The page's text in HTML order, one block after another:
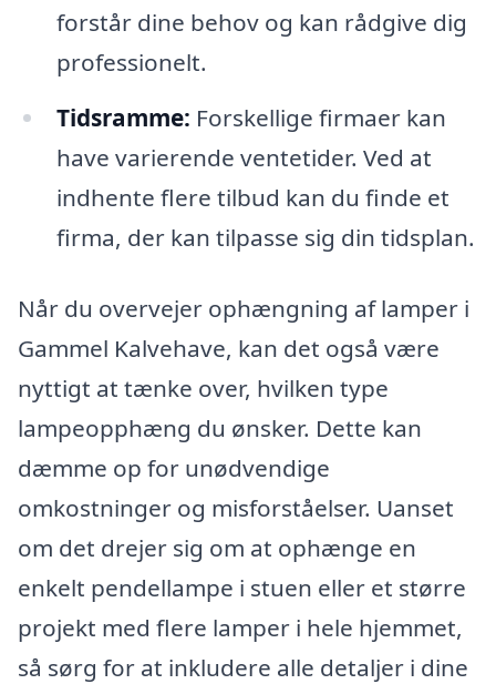
forstår dine behov og kan rådgive dig
professionelt.
Tidsramme: Forskellige firmaer kan
have varierende ventetider. Ved at
indhente flere tilbud kan du finde et
firma, der kan tilpasse sig din tidsplan.
Når du overvejer ophængning af lamper i
Gammel Kalvehave, kan det også være
nyttigt at tænke over, hvilken type
lampeopphæng du ønsker. Dette kan
dæmme op for unødvendige
omkostninger og misforståelser. Uanset
om det drejer sig om at ophænge en
enkelt pendellampe i stuen eller et større
projekt med flere lamper i hele hjemmet,
så sørg for at inkludere alle detaljer i dine